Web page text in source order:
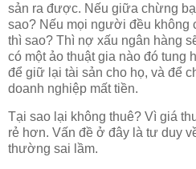
sản ra được. Nếu giữa chừng
sao? Nếu mọi người đều không
thì sao? Thì nợ xấu ngân hàng
có một ảo thuật gia nào đó tung
để giữ lại tài sản cho họ, và để
doanh nghiệp mất tiền.
Tại sao lại không thuê? Vì giá
rẻ hơn. Vấn đề ở đây là tư duy
thường sai lầm.